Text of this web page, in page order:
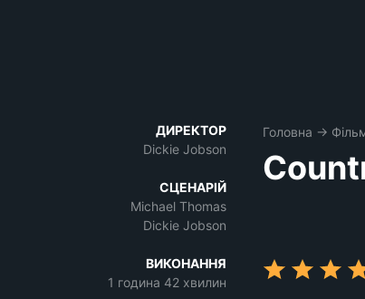
ДИРЕКТОР
Dickie Jobson
СЦЕНАРІЙ
Michael Thomas
Dickie Jobson
ВИКОНАННЯ
1 година 42 хвилин
Головна →